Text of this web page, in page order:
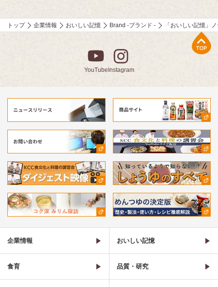
トップ 企業情報 おいしい記憶 Brand -ブランド - 「おいしい記憶」
YouTube Instagram
企業情報 おいしい記憶
食育 品質・研究